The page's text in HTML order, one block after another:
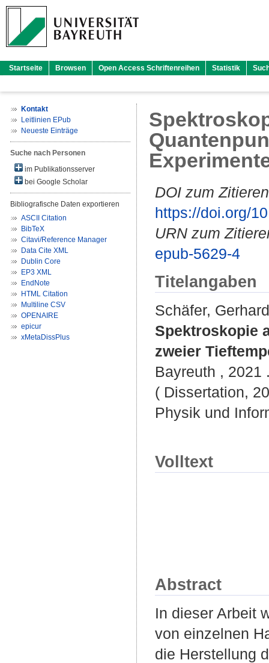
Startseite Browsen Open Access Schriftenreihen Statistik
Kontakt
Leitlinien EPub
Neueste Einträge
Suche nach Personen
im Publikationsserver
bei Google Scholar
Bibliografische Daten exportieren
ASCII Citation
BibTeX
Citavi/Reference Manager
Data Cite XML
Dublin Core
EP3 XML
EndNote
HTML Citation
Multiline CSV
OPENAIRE
epicur
xMetaDissPlus
DOI zum
https://doi.org/
URN zum
epub-5629-4
Titelangaben
Schäfer,
Spektroskopie
zweier
Bayreuth , 2021
( Dissertation,
Physik und
Volltext
Abstract
In dieser Arbeit
von einzelnen
die Herstellung